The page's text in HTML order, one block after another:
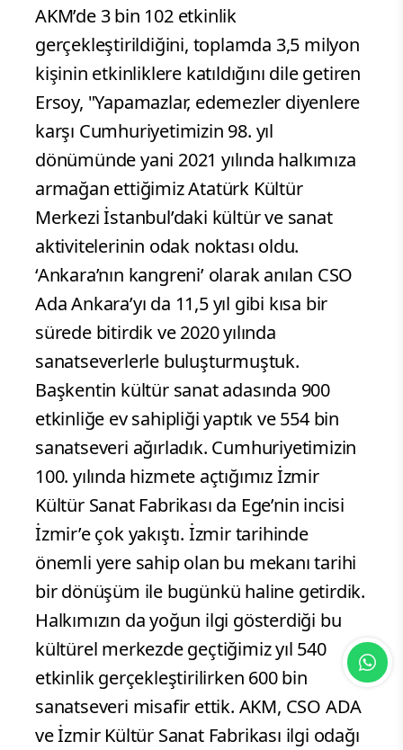
AKM’de 3 bin 102 etkinlik
gerçekleştirildiğini, toplamda 3,5 milyon
kişinin etkinliklere katıldığını dile getiren
Ersoy, "Yapamazlar, edemezler diyenlere
karşı Cumhuriyetimizin 98. yıl
dönümünde yani 2021 yılında halkımıza
armağan ettiğimiz Atatürk Kültür
Merkezi İstanbul’daki kültür ve sanat
aktivitelerinin odak noktası oldu.
‘Ankara’nın kangreni’ olarak anılan CSO
Ada Ankara’yı da 11,5 yıl gibi kısa bir
sürede bitirdik ve 2020 yılında
sanatseverlerle buluşturmuştuk.
Başkentin kültür sanat adasında 900
etkinliğe ev sahipliği yaptık ve 554 bin
sanatseveri ağırladık. Cumhuriyetimizin
100. yılında hizmete açtığımız İzmir
Kültür Sanat Fabrikası da Ege’nin incisi
İzmir’e çok yakıştı. İzmir tarihinde
önemli yere sahip olan bu mekanı tarihi
bir dönüşüm ile bugünkü haline getirdik.
Halkımızın da yoğun ilgi gösterdiği bu
kültürel merkezde geçtiğimiz yıl 540
etkinlik gerçekleştirilirken 600 bin
sanatseveri misafir ettik. AKM, CSO ADA
ve İzmir Kültür Sanat Fabrikası ilgi odağı